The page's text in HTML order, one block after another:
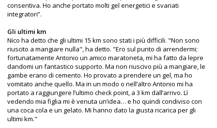
consentiva. Ho anche portato molti gel energetici e svariati
integratori”.
Gli ultimi km
Nico ha detto che gli ultimi 15 km sono stati i più difficili. "Non sono
riuscito a mangiare nulla", ha detto. "Ero sul punto di arrendermi;
fortunatamente Antonio un amico maratoneta, mi ha fatto da lepre
dandomi un fantastico supporto. Ma non riuscivo più a mangiare, le
gambe erano di cemento. Ho provato a prendere un gel, ma ho
vomitato anche quello. Ma in un modo o nell’altro Antonio mi ha
portato a raggiungere l’ultimo check point, a 3 km dall’arrivo. Lì
vedendo mia figlia mi è venuta un’idea… e ho quindi condiviso con
una coca cola e un gelato. Mi hanno dato la giusta ricarica per gli
ultimi km."